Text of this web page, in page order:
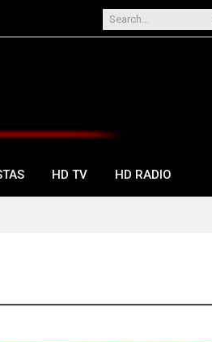
HD TV HD RADIO